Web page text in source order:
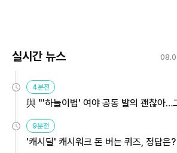
실시간 뉴스
4분전
與 "'하늘이법' 여야 공동 발의 괜찮아…
9분전
'캐시딜' 캐시워크 돈 버는 퀴즈, 정답은?